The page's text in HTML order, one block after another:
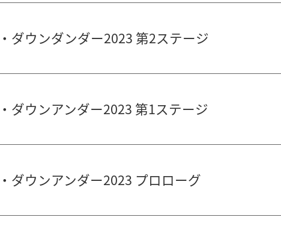
ダウンダンダー2023 第2ステージ
ダウンアンダー2023 第1ステージ
ダウンアンダー2023 プロローグ